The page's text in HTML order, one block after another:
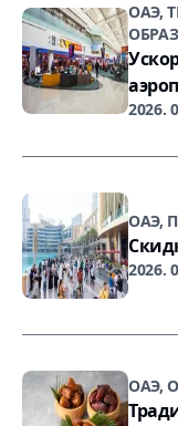
ОАЭ,
2026.
ОАЭ,
2026.
ОАЭ,